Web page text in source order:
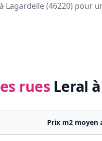
Lagardelle (46220) pour
rues Leral
Prix m2 moyen